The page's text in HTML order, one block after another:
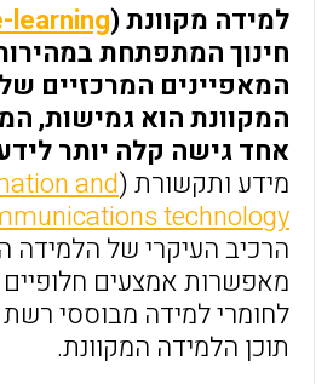
למידה מקוונת (learning
חינוך המתפתחת
המאפיינים המרכזיים
המקוונת הוא גמישות,
אחד גישה קלה יותר
מידע ותקשורת (and
technology
הרכיב העיקרי של הלמידה
מאפשרות אמצעים
לחומרי למידה מבוססי
תוכן הלמידה המקוונת.